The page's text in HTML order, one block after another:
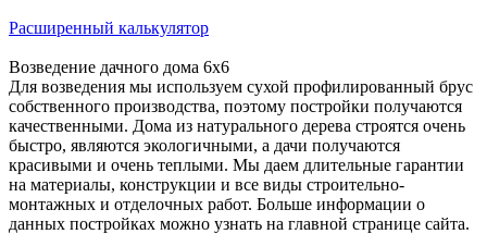
Расширенный калькулятор
Возведение дачного дома 6х6
Для возведения мы используем сухой профилированный брус
собственного производства, поэтому постройки получаются
качественными. Дома из натурального дерева строятся очень
быстро, являются экологичными, а дачи получаются
красивыми и очень теплыми. Мы даем длительные гарантии
на материалы, конструкции и все виды строительно-
монтажных и отделочных работ. Больше информации о
данных постройках можно узнать на главной странице сайта.